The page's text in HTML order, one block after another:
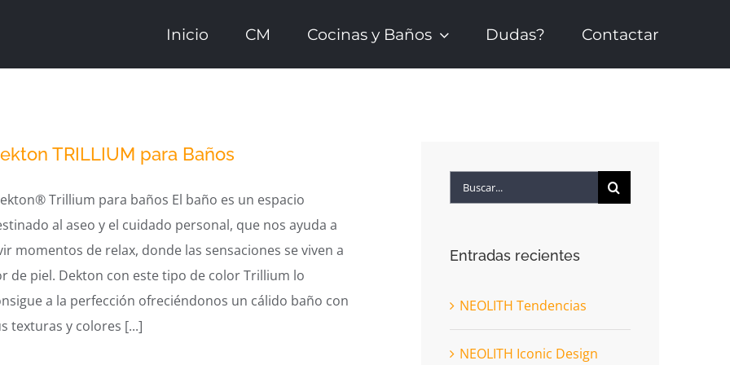
Inicio CM Cocinas y Baños Dudas? Contactar
TRILLIUM para Baños
Trillium para baños El baño es un espacio
al aseo y el cuidado personal, que nos ayuda a
momentos de relax, donde las sensaciones se viven a
de piel. Dekton con este tipo de color Trillium lo
a la perfección ofreciéndonos un cálido baño con
texturas y colores [...]
Buscar:
Entradas recientes
NEOLITH Tendencias
NEOLITH Iconic Design